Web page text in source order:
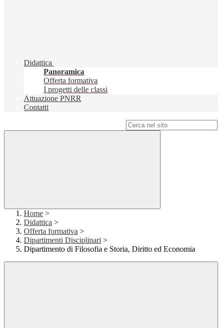
Didattica
Panoramica
Offerta formativa
I progetti delle classi
Attuazione PNRR
Contatti
Home >
Didattica >
Offerta formativa >
Dipartimenti Disciplinari >
Dipartimento di Filosofia e Storia, Diritto ed Economia